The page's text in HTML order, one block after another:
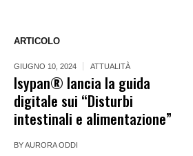
ARTICOLO
GIUGNO 10, 2024 ATTUALITÀ
Isypan® lancia la guida
digitale sui “Disturbi
intestinali e alimentazione”
BYAURORA ODDI